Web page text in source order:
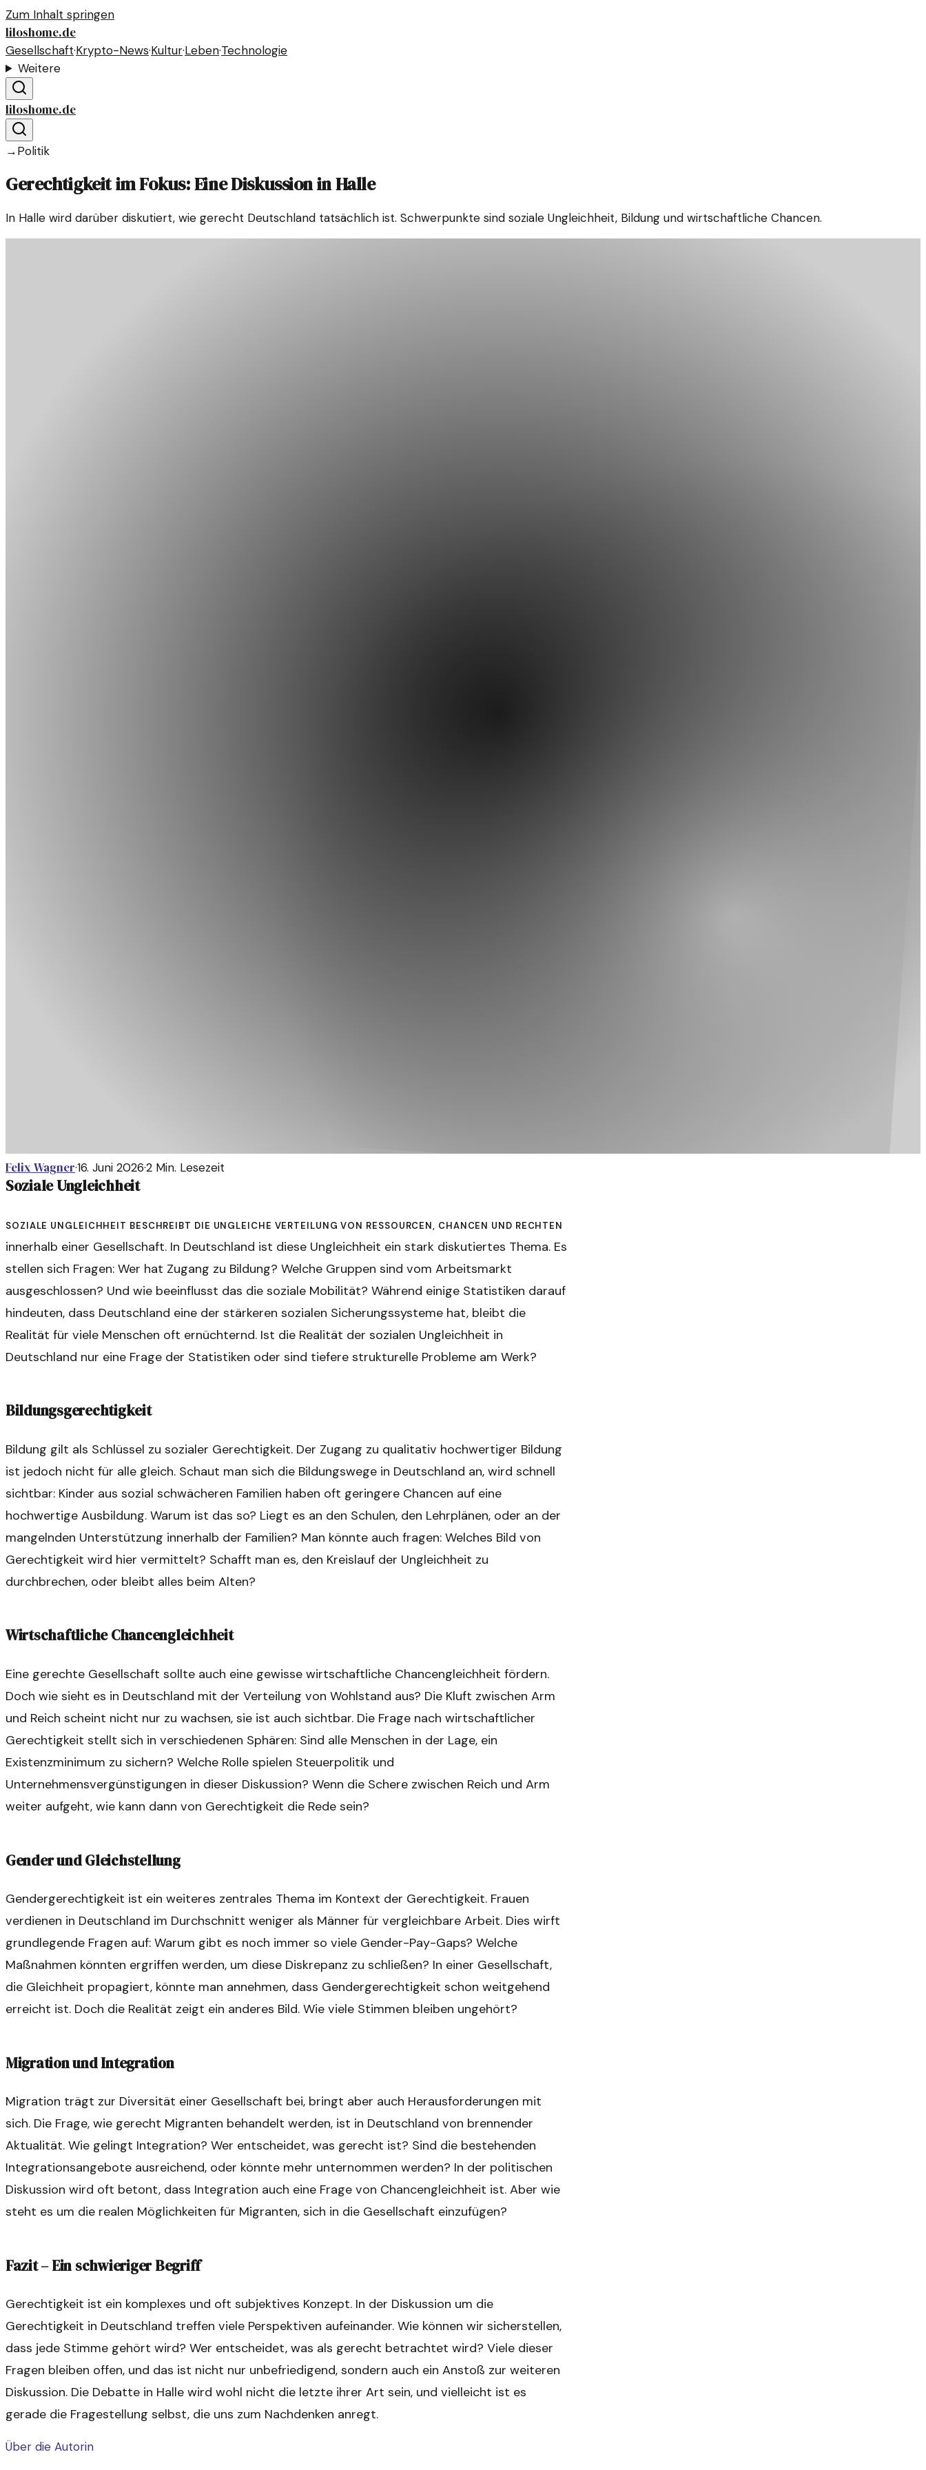
Zum Inhalt springen
liloshome.de
Gesellschaft·Krypto-News·Kultur·Leben·Technologie
Weitere
liloshome.de
→Politik
Gerechtigkeit im Fokus: Eine Diskussion in Halle
In Halle wird darüber diskutiert, wie gerecht Deutschland tatsächlich ist. Schwerpunkte sind soziale Ungleichheit, Bildung und wirtschaftliche Chancen.
Felix Wagner·16. Juni 2026·2 Min. Lesezeit
Soziale Ungleichheit
Soziale Ungleichheit beschreibt die ungleiche Verteilung von Ressourcen, Chancen und Rechten
innerhalb einer Gesellschaft. In Deutschland ist diese Ungleichheit ein stark diskutiertes Thema. Es
stellen sich Fragen: Wer hat Zugang zu Bildung? Welche Gruppen sind vom Arbeitsmarkt
ausgeschlossen? Und wie beeinflusst das die soziale Mobilität? Während einige Statistiken darauf
hindeuten, dass Deutschland eine der stärkeren sozialen Sicherungssysteme hat, bleibt die
Realität für viele Menschen oft ernüchternd. Ist die Realität der sozialen Ungleichheit in
Deutschland nur eine Frage der Statistiken oder sind tiefere strukturelle Probleme am Werk?
Bildungsgerechtigkeit
Bildung gilt als Schlüssel zu sozialer Gerechtigkeit. Der Zugang zu qualitativ hochwertiger Bildung
ist jedoch nicht für alle gleich. Schaut man sich die Bildungswege in Deutschland an, wird schnell
sichtbar: Kinder aus sozial schwächeren Familien haben oft geringere Chancen auf eine
hochwertige Ausbildung. Warum ist das so? Liegt es an den Schulen, den Lehrplänen, oder an der
mangelnden Unterstützung innerhalb der Familien? Man könnte auch fragen: Welches Bild von
Gerechtigkeit wird hier vermittelt? Schafft man es, den Kreislauf der Ungleichheit zu
durchbrechen, oder bleibt alles beim Alten?
Wirtschaftliche Chancengleichheit
Eine gerechte Gesellschaft sollte auch eine gewisse wirtschaftliche Chancengleichheit fördern.
Doch wie sieht es in Deutschland mit der Verteilung von Wohlstand aus? Die Kluft zwischen Arm
und Reich scheint nicht nur zu wachsen, sie ist auch sichtbar. Die Frage nach wirtschaftlicher
Gerechtigkeit stellt sich in verschiedenen Sphären: Sind alle Menschen in der Lage, ein
Existenzminimum zu sichern? Welche Rolle spielen Steuerpolitik und
Unternehmensvergünstigungen in dieser Diskussion? Wenn die Schere zwischen Reich und Arm
weiter aufgeht, wie kann dann von Gerechtigkeit die Rede sein?
Gender und Gleichstellung
Gendergerechtigkeit ist ein weiteres zentrales Thema im Kontext der Gerechtigkeit. Frauen
verdienen in Deutschland im Durchschnitt weniger als Männer für vergleichbare Arbeit. Dies wirft
grundlegende Fragen auf: Warum gibt es noch immer so viele Gender-Pay-Gaps? Welche
Maßnahmen könnten ergriffen werden, um diese Diskrepanz zu schließen? In einer Gesellschaft,
die Gleichheit propagiert, könnte man annehmen, dass Gendergerechtigkeit schon weitgehend
erreicht ist. Doch die Realität zeigt ein anderes Bild. Wie viele Stimmen bleiben ungehört?
Migration und Integration
Migration trägt zur Diversität einer Gesellschaft bei, bringt aber auch Herausforderungen mit
sich. Die Frage, wie gerecht Migranten behandelt werden, ist in Deutschland von brennender
Aktualität. Wie gelingt Integration? Wer entscheidet, was gerecht ist? Sind die bestehenden
Integrationsangebote ausreichend, oder könnte mehr unternommen werden? In der politischen
Diskussion wird oft betont, dass Integration auch eine Frage von Chancengleichheit ist. Aber wie
steht es um die realen Möglichkeiten für Migranten, sich in die Gesellschaft einzufügen?
Fazit – Ein schwieriger Begriff
Gerechtigkeit ist ein komplexes und oft subjektives Konzept. In der Diskussion um die
Gerechtigkeit in Deutschland treffen viele Perspektiven aufeinander. Wie können wir sicherstellen,
dass jede Stimme gehört wird? Wer entscheidet, was als gerecht betrachtet wird? Viele dieser
Fragen bleiben offen, und das ist nicht nur unbefriedigend, sondern auch ein Anstoß zur weiteren
Diskussion. Die Debatte in Halle wird wohl nicht die letzte ihrer Art sein, und vielleicht ist es
gerade die Fragestellung selbst, die uns zum Nachdenken anregt.
Über die Autorin